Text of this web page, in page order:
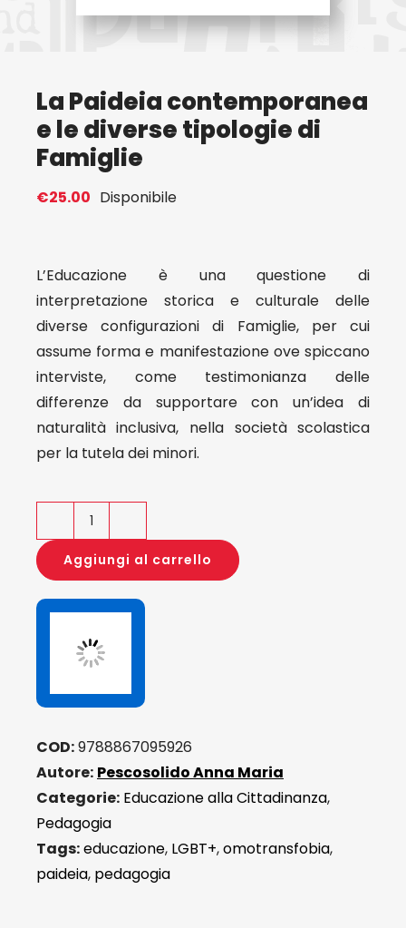
La Paideia contemporanea
e le diverse tipologie di
Famiglie
€25.00 Disponibile
L’Educazione è una questione di
interpretazione storica e culturale delle
diverse configurazioni di Famiglie, per cui
assume forma e manifestazione ove spiccano
interviste, come testimonianza delle
differenze da supportare con un’idea di
naturalità inclusiva, nella società scolastica
per la tutela dei minori.
La
Paideia
contemporanea
e
le
diverse
di
Aggiungi al carrello
COD:9788867095926
Autore: Pescosolido Anna Maria
Categorie: Educazione alla Cittadinanza,
Pedagogia
Tags:educazione, LGBT+,omotransfobia,
paideia, pedagogia